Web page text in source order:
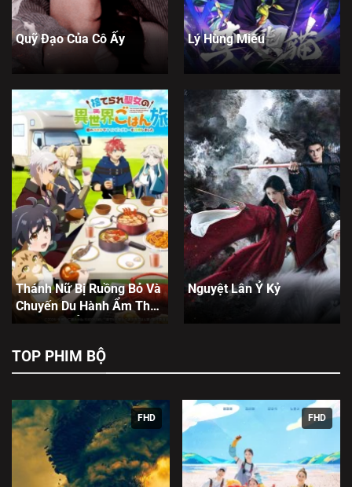
Quỹ Đạo Của Cô Ấy Lý Hùng Miêu
Thánh Nữ Bị Ruồng Bỏ Và
Chuyến Du Hành Ẩm Thực
Của Nàng Ở Thế Giới Khác
Nguyệt Lân Ỷ Kỷ
TOP PHIM BỘ
FHD FHD